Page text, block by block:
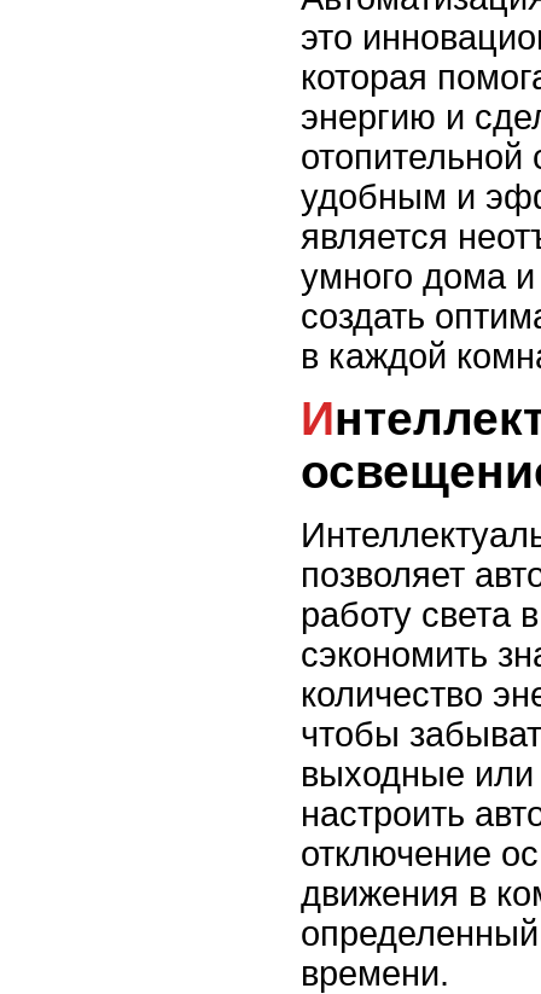
это
которая
энергию и
удобным и
является
умного дома
создать
в каждой
Интеллектуальное
позволяет
работу света
сэкономить
количество
чтобы
выходные
настроить
отключение
движения в
времени.